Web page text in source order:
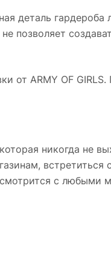
деталь гардероба
позволяет
от ARMY OF GIRLS.
никогда не
встретиться
смотрится с любыми